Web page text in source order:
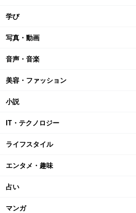
学び
写真・動画
音声・音楽
美容・ファッション
小説
IT・テクノロジー
ライフスタイル
エンタメ・趣味
占い
マンガ